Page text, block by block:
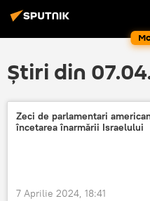
Știri din
Zeci de parlamentari
încetarea înarmării Israelului
7 Aprilie 2024, 18:41